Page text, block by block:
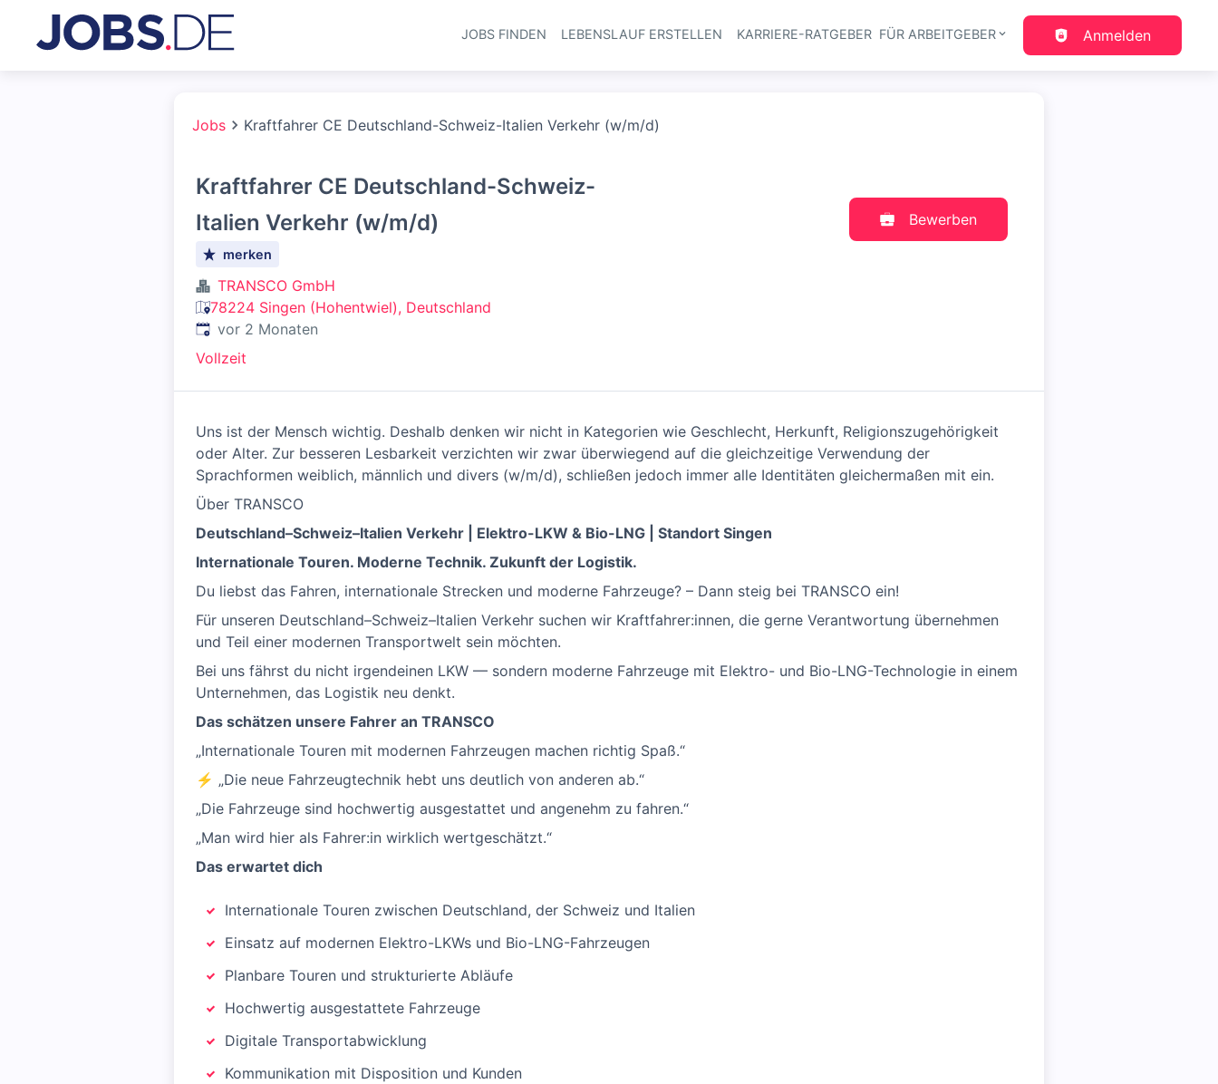
Haupt-Navigation
JOBS FINDEN LEBENSLAUF ERSTELLEN KARRIERE-RATGEBER FÜR ARBEITGEBER Anmelden
Jobs Kraftfahrer CE Deutschland-Schweiz-Italien Verkehr (w/m/d)
Kraftfahrer CE Deutschland-Schweiz-
Italien Verkehr (w/m/d)
merken
TRANSCO GmbH
78224 Singen (Hohentwiel), Deutschland
Veröffentlicht:
vor 2 Monaten
Vollzeit
Bewerben
Uns ist der Mensch wichtig. Deshalb denken wir nicht in Kategorien wie Geschlecht, Herkunft, Religionszugehörigkeit
oder Alter. Zur besseren Lesbarkeit verzichten wir zwar überwiegend auf die gleichzeitige Verwendung der
Sprachformen weiblich, männlich und divers (w/m/d), schließen jedoch immer alle Identitäten gleichermaßen mit ein.
Über TRANSCO
Deutschland–Schweiz–Italien Verkehr | Elektro-LKW & Bio-LNG | Standort Singen
Internationale Touren. Moderne Technik. Zukunft der Logistik.
Du liebst das Fahren, internationale Strecken und moderne Fahrzeuge? – Dann steig bei TRANSCO ein!
Für unseren Deutschland–Schweiz–Italien Verkehr suchen wir Kraftfahrer:innen, die gerne Verantwortung übernehmen
und Teil einer modernen Transportwelt sein möchten.
Bei uns fährst du nicht irgendeinen LKW — sondern moderne Fahrzeuge mit Elektro- und Bio-LNG-Technologie in einem
Unternehmen, das Logistik neu denkt.
Das schätzen unsere Fahrer an TRANSCO
„Internationale Touren mit modernen Fahrzeugen machen richtig Spaß.“
⚡ „Die neue Fahrzeugtechnik hebt uns deutlich von anderen ab.“
„Die Fahrzeuge sind hochwertig ausgestattet und angenehm zu fahren.“
„Man wird hier als Fahrer:in wirklich wertgeschätzt.“
Das erwartet dich
Internationale Touren zwischen Deutschland, der Schweiz und Italien
Einsatz auf modernen Elektro-LKWs und Bio-LNG-Fahrzeugen
Planbare Touren und strukturierte Abläufe
Hochwertig ausgestattete Fahrzeuge
Digitale Transportabwicklung
Kommunikation mit Disposition und Kunden